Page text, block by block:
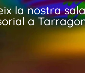
la nostra
a